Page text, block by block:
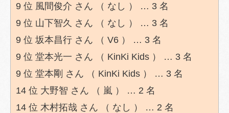
9 位 風間俊介 さん （ なし ） … 3 名
9 位 山下智久 さん （ なし ） … 3 名
9 位 坂本昌行 さん （ V6 ） … 3 名
9 位 堂本光一 さん （ KinKi Kids ） … 3 名
9 位 堂本剛 さん （ KinKi Kids ） … 3 名
14 位 大野智 さん （ 嵐 ） … 2 名
14 位 木村拓哉 さん （ なし ） … 2 名